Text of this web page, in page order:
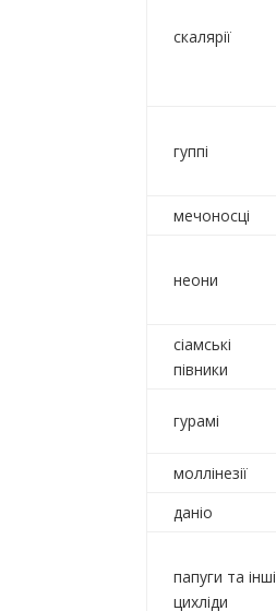
скалярії
гуппі
мечоносці
неони
сіамські
півники
гурамі
моллінезії
даніо
папуги та інші
цихліди